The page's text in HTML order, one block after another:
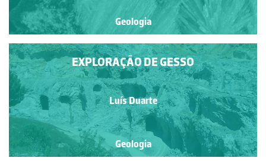
Geologia
EXPLORAÇÃO DE GESSO
Luís Duarte
Geologia